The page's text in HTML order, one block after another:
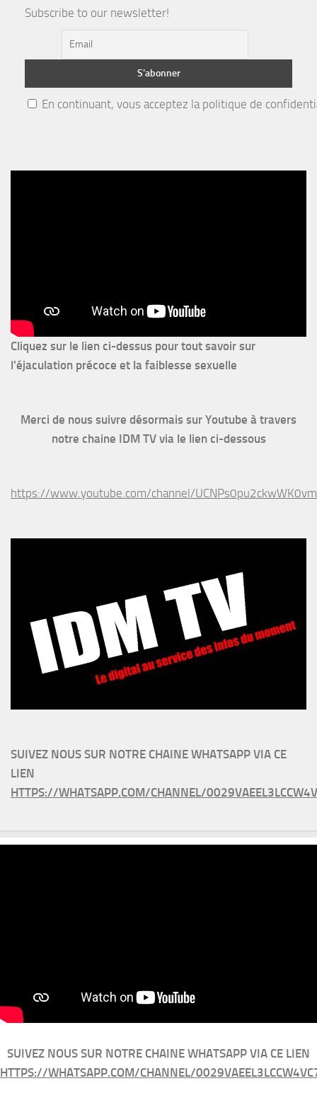
Subscribe to our newsletter!
En continuant, vous acceptez la politique de
Cliquez sur le lien ci-dessus pour tout savoir sur
l'éjaculation précoce et la faiblesse sexuelle
Merci de nous suivre désormais sur Youtube à travers
notre chaine IDM TV via le lien ci-dessous
https://www.youtube.com/channel/
SUIVEZ NOUS SUR NOTRE CHAINE WHATSAPP VIA CE
LIEN
HTTPS://WHATSAPP.COM/CHANNEL/
SUIVEZ NOUS SUR NOTRE CHAINE WHATSAPP VIA CE LIEN
HTTPS://WHATSAPP.COM/CHANNEL/